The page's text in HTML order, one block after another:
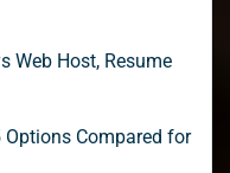
Web Host, Resume
Options Compared for